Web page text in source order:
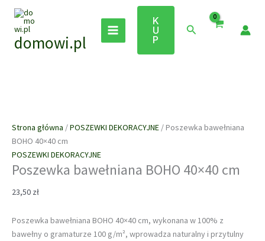
Przejdź
treścidomowi.pl
K
U
P
Szukaj
Strona główna /POSZEWKI DEKORACYJNE / Poszewka bawełniana
BOHO 40×40 cm
POSZEWKI DEKORACYJNE
Poszewka bawełniana BOHO 40×40 cm
23,50 zł
Poszewka bawełniana BOHO 40×40 cm, wykonana w 100% z
bawełny o gramaturze 100 g/m², wprowadza naturalny i przytulny